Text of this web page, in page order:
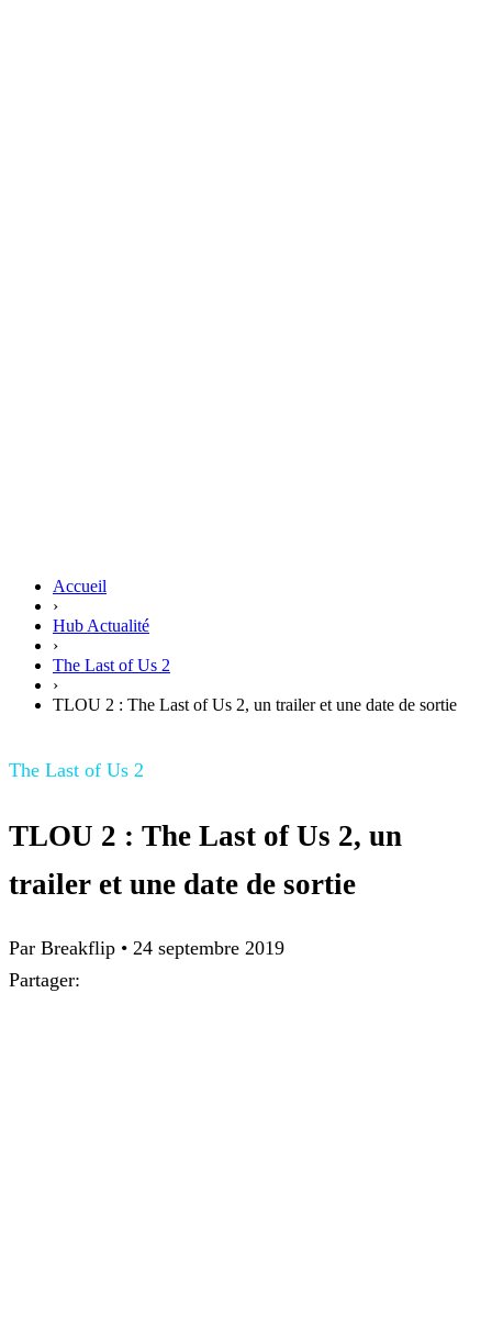
Accueil
›
Hub Actualité
›
The Last of Us 2
›
TLOU 2 : The Last of Us 2, un trailer et une date de sortie
The Last of Us 2
TLOU 2 : The Last of Us 2, un
trailer et une date de sortie
Par Breakflip • 24 septembre 2019
Partager: